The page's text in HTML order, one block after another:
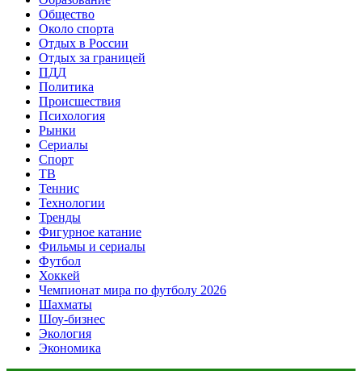
Общество
Около спорта
Отдых в России
Отдых за границей
ПДД
Политика
Происшествия
Психология
Рынки
Сериалы
Спорт
ТВ
Теннис
Технологии
Тренды
Фигурное катание
Фильмы и сериалы
Футбол
Хоккей
Чемпионат мира по футболу 2026
Шахматы
Шоу-бизнес
Экология
Экономика